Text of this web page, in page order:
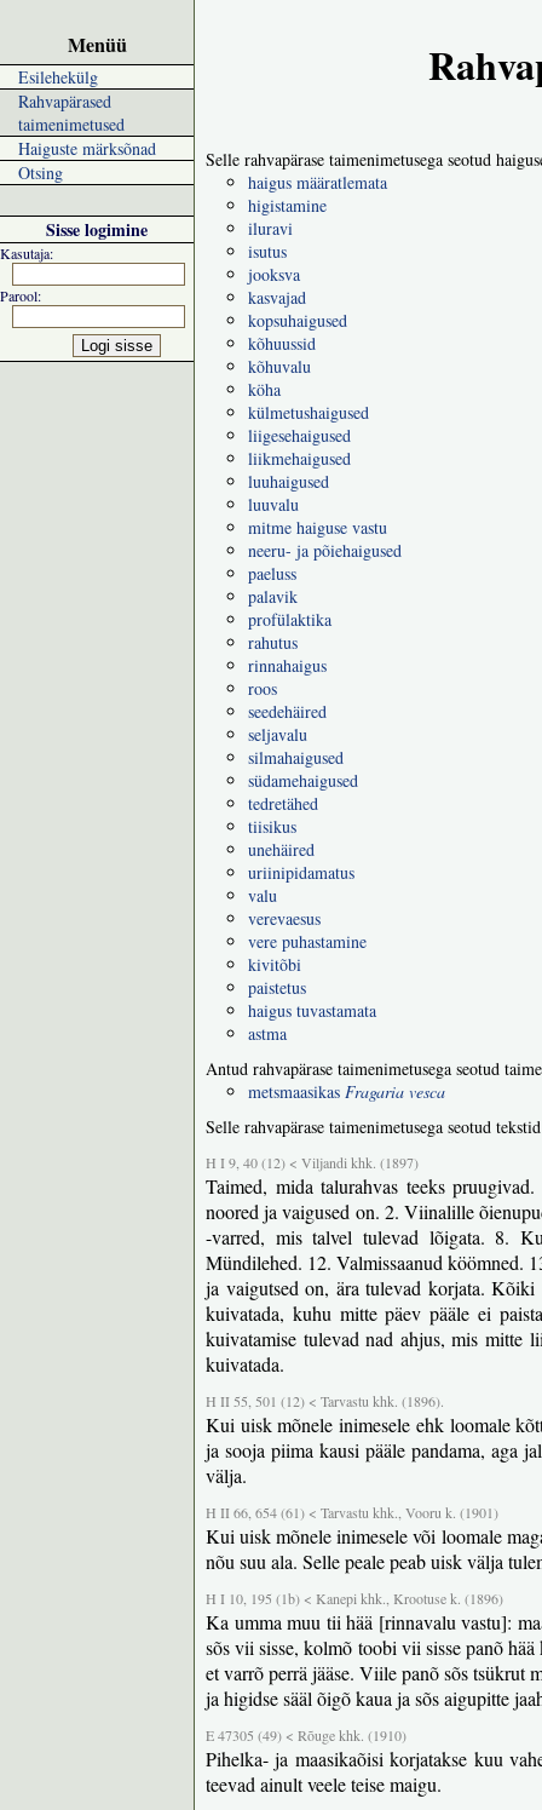
Menüü
Esilehekülg
Rahvapärased
taimenimetused
Haiguste märksõnad
Otsing
Sisse logimine
Kasutaja:
Parool:
Selle rahvapärase taimenimetusega seotud
haigus määratlemata
higistamine
iluravi
isutus
jooksva
kasvajad
kopsuhaigused
kõhuussid
kõhuvalu
köha
külmetushaigused
liigesehaigused
liikmehaigused
luuhaigused
luuvalu
mitme haiguse vastu
neeru- ja põiehaigused
paeluss
palavik
profülaktika
rahutus
rinnahaigus
roos
seedehäired
seljavalu
silmahaigused
südamehaigused
tedretähed
tiisikus
unehäired
uriinipidamatus
valu
verevaesus
vere puhastamine
kivitõbi
paistetus
haigus tuvastamata
astma
Antud rahvapärase taimenimetusega seotud
metsmaasikas Fragaria vesca
Selle rahvapärase taimenimetusega seotud
H I 9, 40 (12) < Viljandi khk. (1897)
Taimed, mida talurahvas teeks
noored ja vaigused on. 2. Viinalille
-varred, mis talvel tulevad lõigata. 8.
Mündilehed. 12. Valmissaanud köömned.
ja vaigutsed on, ära tulevad korjata. Kõiki
kuivatada, kuhu mitte päev pääle ei
kuivatamise tulevad nad ahjus, mis mitte
kuivatada.
H II 55, 501 (12) < Tarvastu khk. (1896).
Kui uisk mõnele inimesele ehk loomale
ja sooja piima kausi pääle pandama, aga
välja.
H II 66, 654 (61) < Tarvastu khk., Vooru k. (1901)
Kui uisk mõnele inimesele või loomale
nõu suu ala. Selle peale peab uisk välja
H I 10, 195 (1b) < Kanepi khk., Krootuse k. (1896)
Ka umma muu tii hää [rinnavalu vastu]:
sõs vii sisse, kolmõ toobi vii sisse panõ
et varrõ perrä jääse. Viile panõ sõs tsükrut
ja higidse sääl õigõ kaua ja sõs aigupitte
E 47305 (49) < Rõuge khk. (1910)
Pihelka- ja maasikaõisi korjatakse kuu
teevad ainult veele teise maigu.